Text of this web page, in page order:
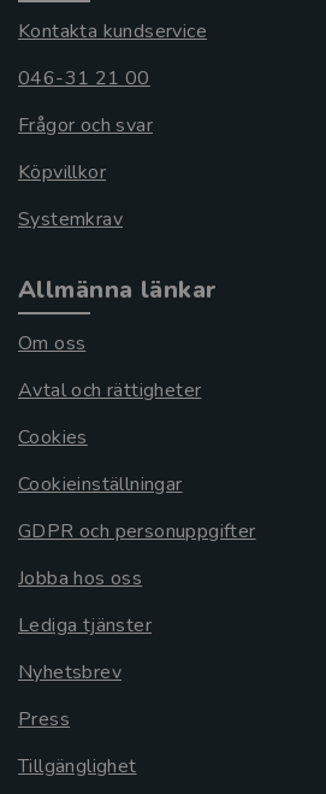
Kontakta kundservice
046-31 21 00
Frågor och svar
Köpvillkor
Systemkrav
Allmänna länkar
Om oss
Avtal och rättigheter
Cookies
Cookieinställningar
GDPR och personuppgifter
Jobba hos oss
Lediga tjänster
Nyhetsbrev
Press
Tillgänglighet